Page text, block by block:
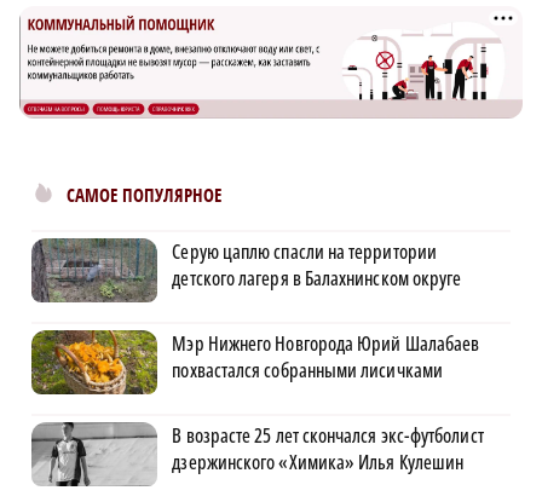
САМОЕ ПОПУЛЯРНОЕ
Серую цаплю спасли на территории
детского лагеря в Балахнинском округе
Мэр Нижнего Новгорода Юрий Шалабаев
похвастался собранными лисичками
В возрасте 25 лет скончался экс-футболист
дзержинского «Химика» Илья Кулешин